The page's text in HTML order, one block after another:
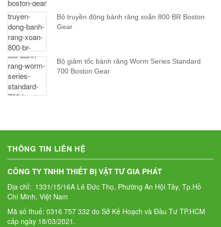
Bộ truyền động bánh răng xoắn 800 BR Boston
Gear
Bộ giảm tốc bánh răng Worm Series Standard
700 Boston Gear
THÔNG TIN LIÊN HỆ
CÔNG TY TNHH THIẾT BỊ VẬT TƯ GIA PHÁT
Địa chỉ: 1331/15/16A Lê Đức Thọ, Phường An Hội Tây, Tp.Hồ
Chí Minh, Việt Nam
Mã số thuế: 0316 757 332 do Sở Kế Hoạch và Đầu Tư TP.HCM
cấp ngày 18/03/2021.